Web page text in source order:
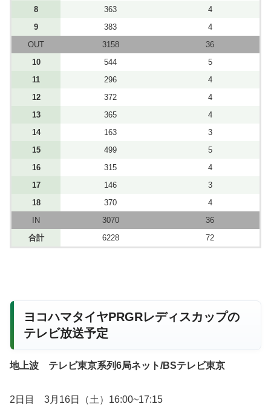
8
363
4
9
383
4
OUT
3158
36
10
544
5
11
296
4
12
372
4
13
365
4
14
163
3
15
499
5
16
315
4
17
146
3
18
370
4
IN
3070
36
合計
6228 72
ヨコハマタイヤPRGRレディスカップの
テレビ放送予定
地上波 テレビ東京系列6局ネット/BSテレビ東京
2日目 3月16日（土）16:00~17:15